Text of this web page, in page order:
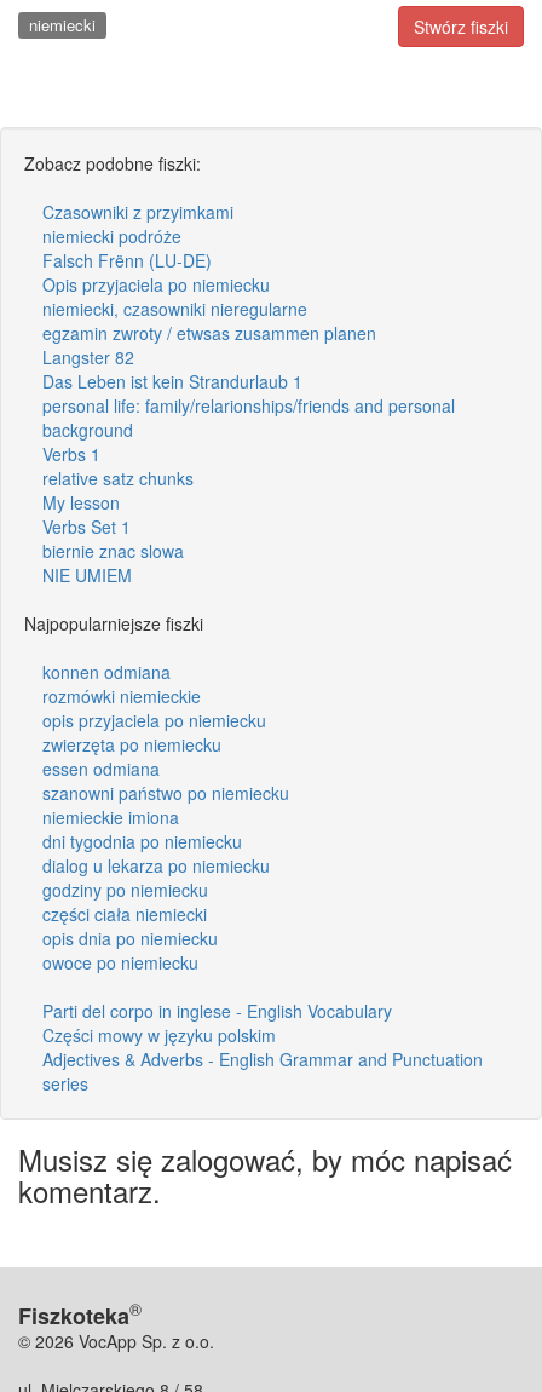
Stwórz fiszki
niemiecki
Zobacz podobne fiszki:
Czasowniki z przyimkami
niemiecki podróże
Falsch Frënn (LU-DE)
Opis przyjaciela po niemiecku
niemiecki, czasowniki nieregularne
egzamin zwroty / etwsas zusammen planen
Langster 82
Das Leben ist kein Strandurlaub 1
personal life: family/relarionships/friends and personal
background
Verbs 1
relative satz chunks
My lesson
Verbs Set 1
biernie znac slowa
NIE UMIEM
Najpopularniejsze fiszki
konnen odmiana
rozmówki niemieckie
opis przyjaciela po niemiecku
zwierzęta po niemiecku
essen odmiana
szanowni państwo po niemiecku
niemieckie imiona
dni tygodnia po niemiecku
dialog u lekarza po niemiecku
godziny po niemiecku
części ciała niemiecki
opis dnia po niemiecku
owoce po niemiecku
Parti del corpo in inglese - English Vocabulary
Części mowy w języku polskim
Adjectives & Adverbs - English Grammar and Punctuation
series
Musisz się zalogować, by móc napisać
komentarz.
Fiszkoteka®
© 2026 VocApp Sp. z o.o.